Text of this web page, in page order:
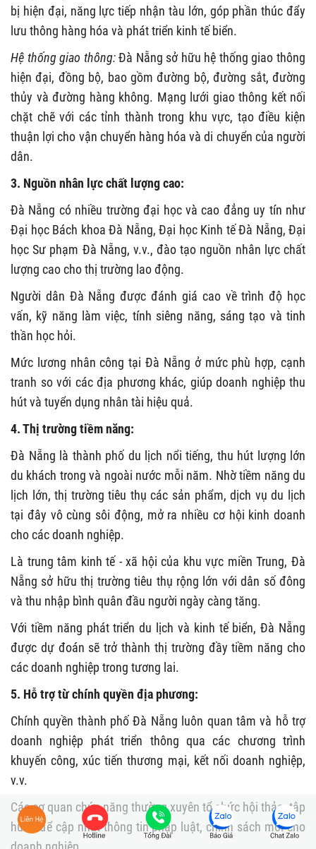
bị hiện đại, năng lực tiếp nhận tàu lớn, góp phần thúc đẩy
lưu thông hàng hóa và phát triển kinh tế biển.
Hệ thống giao thông:Đà Nẵng sở hữu hệ thống giao thông
hiện đại, đồng bộ, bao gồm đường bộ, đường sắt, đường
thủy và đường hàng không. Mạng lưới giao thông kết nối
chặt chẽ với các tỉnh thành trong khu vực, tạo điều kiện
thuận lợi cho vận chuyển hàng hóa và di chuyển của người
dân.
3. Nguồn nhân lực chất lượng cao:
Đà Nẵng có nhiều trường đại học và cao đẳng uy tín như
Đại học Bách khoa Đà Nẵng, Đại học Kinh tế Đà Nẵng, Đại
học Sư phạm Đà Nẵng, v.v., đào tạo nguồn nhân lực chất
lượng cao cho thị trường lao động.
Người dân Đà Nẵng được đánh giá cao về trình độ học
vấn, kỹ năng làm việc, tính siêng năng, sáng tạo và tinh
thần học hỏi.
Mức lương nhân công tại Đà Nẵng ở mức phù hợp, cạnh
tranh so với các địa phương khác, giúp doanh nghiệp thu
hút và tuyển dụng nhân tài hiệu quả.
4. Thị trường tiềm năng:
Đà Nẵng là thành phố du lịch nổi tiếng, thu hút lượng lớn
du khách trong và ngoài nước mỗi năm. Nhờ tiềm năng du
lịch lớn, thị trường tiêu thụ các sản phẩm, dịch vụ du lịch
tại đây vô cùng sôi động, mở ra nhiều cơ hội kinh doanh
cho các doanh nghiệp.
Là trung tâm kinh tế - xã hội của khu vực miền Trung, Đà
Nẵng sở hữu thị trường tiêu thụ rộng lớn với dân số đông
và thu nhập bình quân đầu người ngày càng tăng.
Với tiềm năng phát triển du lịch và kinh tế biển, Đà Nẵng
được dự đoán sẽ trở thành thị trường đầy tiềm năng cho
các doanh nghiệp trong tương lai.
5. Hỗ trợ từ chính quyền địa phương:
Chính quyền thành phố Đà Nẵng luôn quan tâm và hỗ trợ
doanh nghiệp phát triển thông qua các chương trình
khuyến công, xúc tiến thương mại, kết nối doanh nghiệp,
v.v.
Các cơ quan chức năng thường xuyên tổ chức hội thảo, tập
huấn để cập nhật thông tin pháp luật, chính sách mới cho